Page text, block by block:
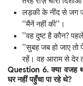
लड़की के नींद से जग
''मैंनें नहीं की''।
''वह दुष्ट है कौन?
''सुबह जब हो जाए तो
रहें। वह आराम से देर
Question 6. क्या वजह
घर नहीं पहुँचा पा रहे थे?